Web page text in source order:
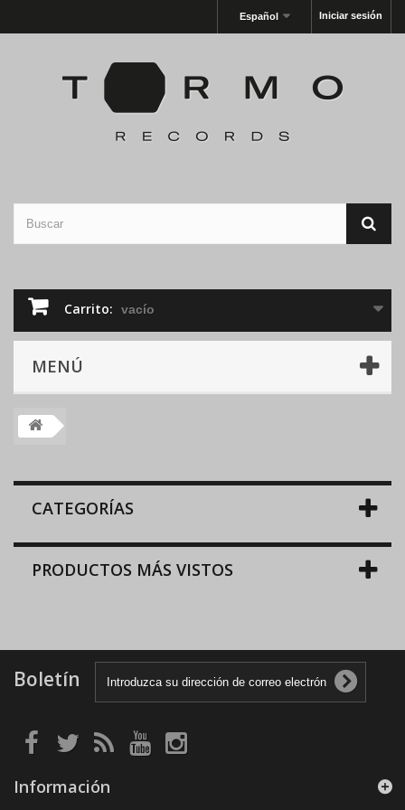
Iniciar sesión
Español
Carrito: vacío
MENÚ
CATEGORÍAS
PRODUCTOS MÁS VISTOS
Boletín
Información